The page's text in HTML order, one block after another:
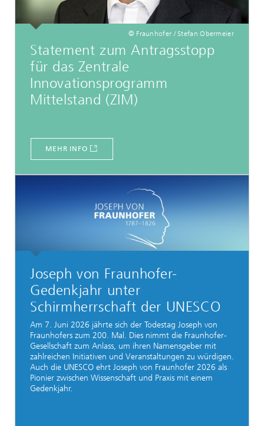
© Fraunhofer / Stefan Obermeier
Statement zum Antragsstopp
für das Zentrale
Innovationsprogramm
Mittelstand (ZIM)
MEHR INFO
Joseph von Fraunhofer-
Gedenkjahr unter
Schirmherrschaft der UNESCO
Am 7. Juni 2026 jährte sich der Todestag Joseph von
Fraunhofers zum 200. Mal. Dies nimmt die Fraunhofer-
Gesellschaft zum Anlass, um ihren Namensgeber mit
zahlreichen Initiativen und Veranstaltungen zu würdigen.
Auch die UNESCO ehrt Joseph von Fraunhofer 2026 als
Pionier zwischen Wissenschaft und Praxis mit einem
Gedenkjahr.